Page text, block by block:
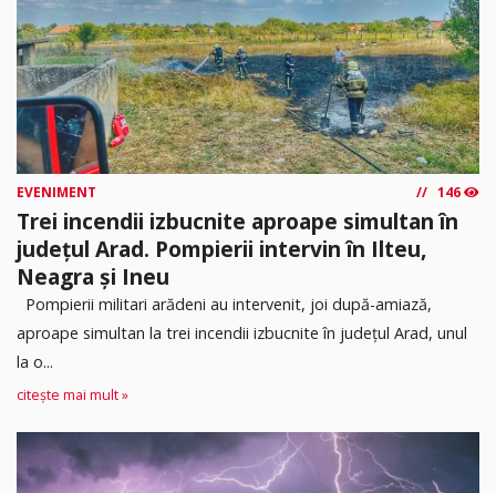
EVENIMENT 146
Trei incendii izbucnite aproape simultan în
județul Arad. Pompierii intervin în Ilteu,
Neagra și Ineu
Pompierii militari arădeni au intervenit, joi după-amiază,
aproape simultan la trei incendii izbucnite în județul Arad, unul
la o...
citește mai mult »